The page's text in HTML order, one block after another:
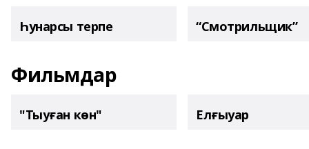
Һунарсы терпе “Смотрильщик”
Фильмдар
"Тыуған көн" Елғыуар